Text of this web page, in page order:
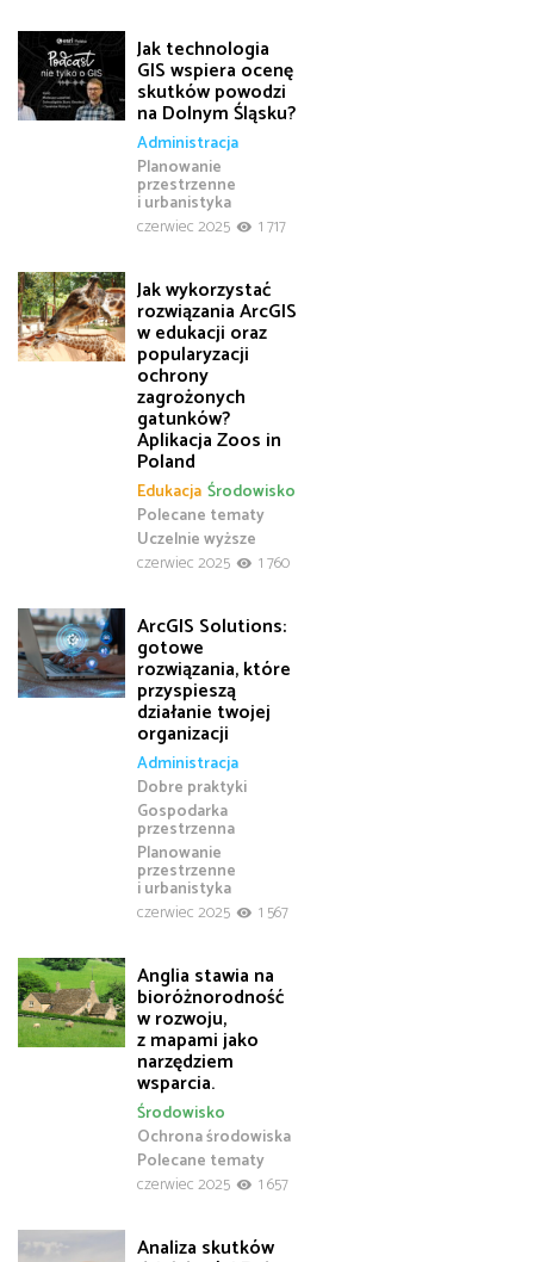
Jak technologia
GIS wspiera ocenę
skutków powodzi
na Dolnym Śląsku?
Administracja
Planowanie
przestrzenne
i urbanistyka
czerwiec 2025
1 717
Jak wykorzystać
rozwiązania ArcGIS
w edukacji oraz
popularyzacji
ochrony
zagrożonych
gatunków?
Aplikacja Zoos in
Poland
Edukacja
Polecane tematy
Środowisko
Uczelnie wyższe
czerwiec 2025
1 760
ArcGIS Solutions:
gotowe
rozwiązania, które
przyspieszą
działanie twojej
organizacji
Administracja
Dobre praktyki
Gospodarka
przestrzenna
Planowanie
przestrzenne
i urbanistyka
czerwiec 2025
1 567
Anglia stawia na
bioróżnorodność
w rozwoju,
z mapami jako
narzędziem
wsparcia.
Ochrona środowiska
Polecane tematy
Środowisko
czerwiec 2025 1 657
Analiza skutków